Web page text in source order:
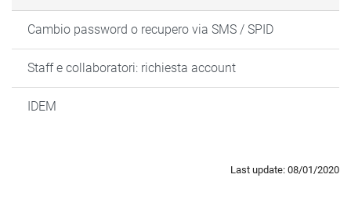
Cambio password o recupero via SMS / SPID
Staff e collaboratori: richiesta account
IDEM
Last update: 08/01/2020